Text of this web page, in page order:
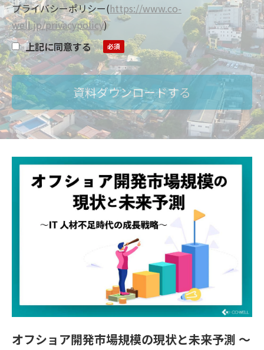
プライバシーポリシー(https://www.co-
well.jp/privacypolicy)
上記に同意する
オフショア開発市場規模の現状と未来予測 〜